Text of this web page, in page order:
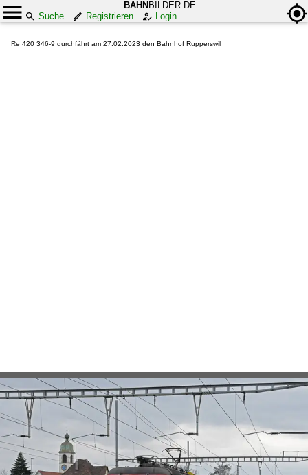
BAHN BILDER.DE
Suche
Registrieren Login
Re 420 346-9 durchfährt am 27.02.2023 den Bahnhof Rupperswil